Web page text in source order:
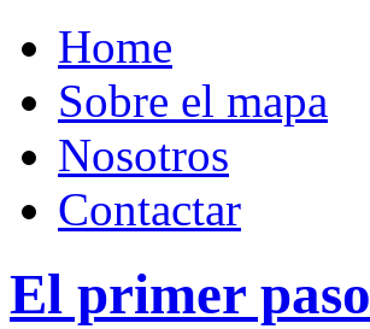
Home
Sobre el mapa
Nosotros
Contactar
El primer paso